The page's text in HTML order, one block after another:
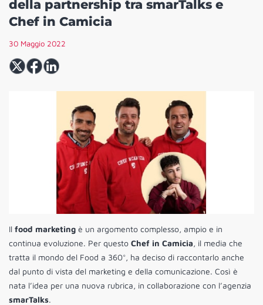
della partnership tra smarTalks e
Chef in Camicia
30 Maggio 2022
Il food marketing è un argomento complesso, ampio e in
continua evoluzione. Per questo Chef in Camicia, il media che
tratta il mondo del Food a 360°, ha deciso di raccontarlo anche
dal punto di vista del marketing e della comunicazione. Così è
nata l’idea per una nuova rubrica, in collaborazione con l’agenzia
smarTalks.